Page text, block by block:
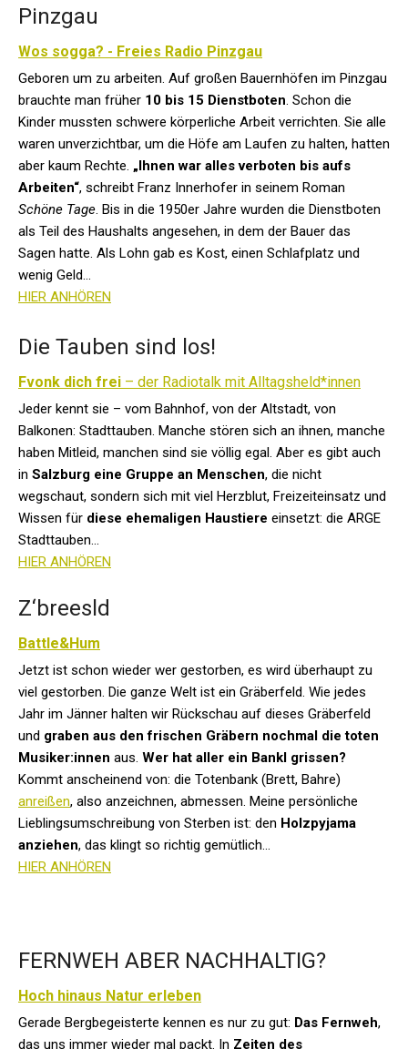
Pinzgau
Wos sogga? - Freies Radio Pinzgau
Geboren um zu arbeiten. Auf großen Bauernhöfen im Pinzgau
brauchte man früher 10 bis 15 Dienstboten. Schon die
Kinder mussten schwere körperliche Arbeit verrichten. Sie alle
waren unverzichtbar, um die Höfe am Laufen zu halten, hatten
aber kaum Rechte. „Ihnen war alles verboten bis aufs
Arbeiten“, schreibt Franz Innerhofer in seinem Roman
Schöne Tage. Bis in die 1950er Jahre wurden die Dienstboten
als Teil des Haushalts angesehen, in dem der Bauer das
Sagen hatte. Als Lohn gab es Kost, einen Schlafplatz und
wenig Geld...
HIER ANHÖREN
Die Tauben sind los!
Fvonk dich frei – der Radiotalk mit Alltagsheld*innen
Jeder kennt sie – vom Bahnhof, von der Altstadt, von
Balkonen: Stadttauben. Manche stören sich an ihnen, manche
haben Mitleid, manchen sind sie völlig egal. Aber es gibt auch
in Salzburg eine Gruppe an Menschen, die nicht
wegschaut, sondern sich mit viel Herzblut, Freizeiteinsatz und
Wissen für diese ehemaligen Haustiere einsetzt: die ARGE
Stadttauben...
HIER ANHÖREN
Z‘breesld
Battle&Hum
Jetzt ist schon wieder wer gestorben, es wird überhaupt zu
viel gestorben. Die ganze Welt ist ein Gräberfeld. Wie jedes
Jahr im Jänner halten wir Rückschau auf dieses Gräberfeld
und graben aus den frischen Gräbern nochmal die toten
Musiker:innen aus. Wer hat aller ein Bankl grissen?
Kommt anscheinend von: die Totenbank (Brett, Bahre)
anreißen, also anzeichnen, abmessen. Meine persönliche
Lieblingsumschreibung von Sterben ist: den Holzpyjama
anziehen, das klingt so richtig gemütlich...
HIER ANHÖREN
FERNWEH ABER NACHHALTIG?
Hoch hinaus Natur erleben
Gerade Bergbegeisterte kennen es nur zu gut: Das Fernweh,
das uns immer wieder mal packt. In Zeiten des